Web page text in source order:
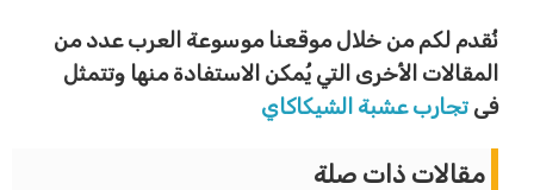
نُقدم لكم من خلال موقعنا موسوعة العرب عدد من
المقالات الأخرى التي يُمكن الاستفادة منها وتتمثل
فىتجارب عشبة الشيكاكاي
مقالات ذات صلة